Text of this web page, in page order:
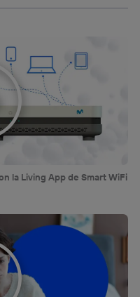
la Living App de Smart WiFi
consulta
.